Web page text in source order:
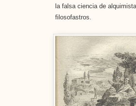
la falsa ciencia de
filosofastros.